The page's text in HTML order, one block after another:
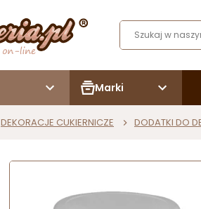
Marki
DEKORACJE CUKIERNICZE DODATKI DO